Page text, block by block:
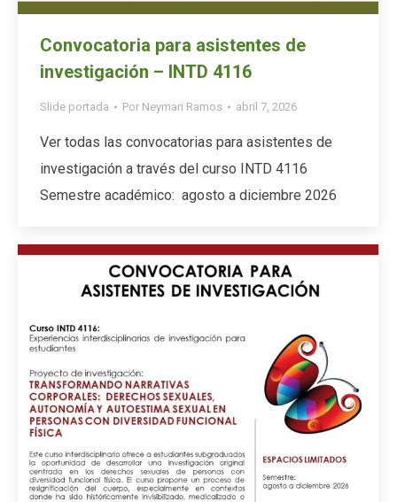
Convocatoria para asistentes de
investigación – INTD 4116
Slide portada Por Neymari Ramos abril 7, 2026
Ver todas las convocatorias para asistentes de
investigación a través del curso INTD 4116
Semestre académico: agosto a diciembre 2026